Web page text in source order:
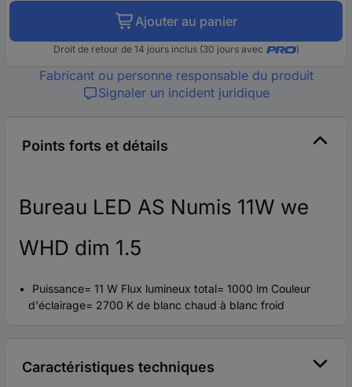
Ajouter au panier
Droit de retour de 14 jours inclus (30 jours avec )
Fabricant ou personne responsable du produit
Signaler un incident juridique
Points forts et détails
Bureau LED AS Numis 11W we
WHD dim 1.5
Puissance= 11 W Flux lumineux total= 1000 lm Couleur
d'éclairage= 2700 K de blanc chaud à blanc froid
Caractéristiques techniques